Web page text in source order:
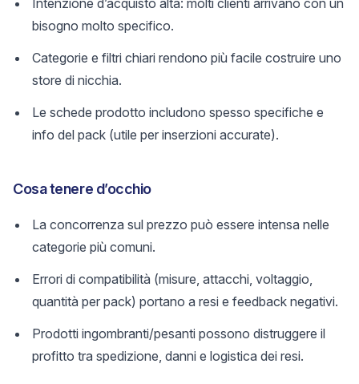
Intenzione d’acquisto alta: molti clienti arrivano con un
bisogno molto specifico.
Categorie e filtri chiari rendono più facile costruire uno
store di nicchia.
Le schede prodotto includono spesso specifiche e
info del pack (utile per inserzioni accurate).
Cosa tenere d’occhio
La concorrenza sul prezzo può essere intensa nelle
categorie più comuni.
Errori di compatibilità (misure, attacchi, voltaggio,
quantità per pack) portano a resi e feedback negativi.
Prodotti ingombranti/pesanti possono distruggere il
profitto tra spedizione, danni e logistica dei resi.